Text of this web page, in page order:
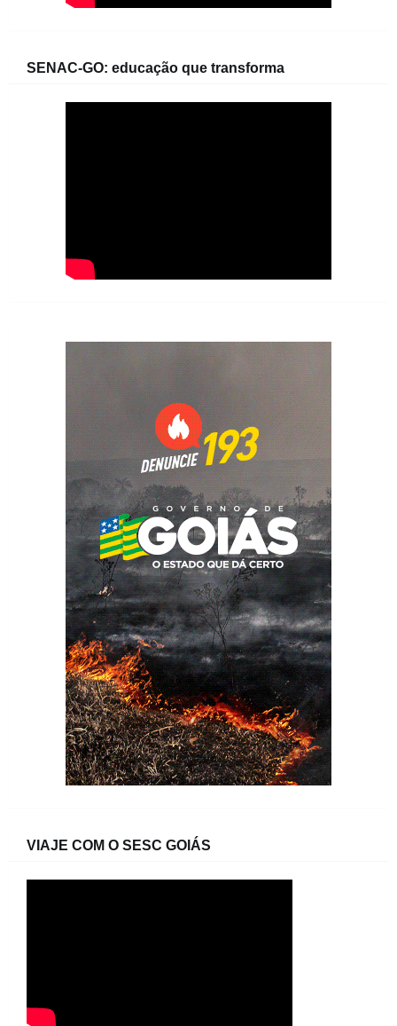
SENAC-GO: educação que transforma
VIAJE COM O SESC GOIÁS